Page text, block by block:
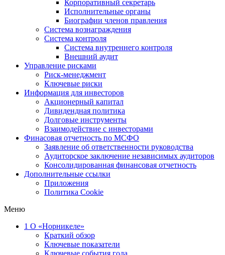
Корпоративный секретарь
Исполнительные органы
Биографии членов правления
Система вознаграждения
Система контроля
Система внутреннего контроля
Внешний аудит
Управление рисками
Риск-менеджмент
Ключевые риски
Информация для инвесторов
Акционерный капитал
Дивидендная политика
Долговые инструменты
Взаимодействие с инвеcторами
Финасовая отчетность по МСФО
Заявление об ответственности руководства
Аудиторское заключение независимых аудиторов
Консолидированная финансовая отчетность
Дополнительные ссылки
Приложения
Политика Cookie
Меню
1 О «Норникеле»
Краткий обзор
Ключевые показатели
Ключевые события года